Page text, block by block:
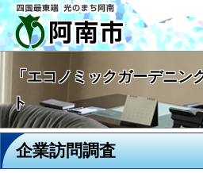
「エコノミックガーデニン
ト
企業訪問調査